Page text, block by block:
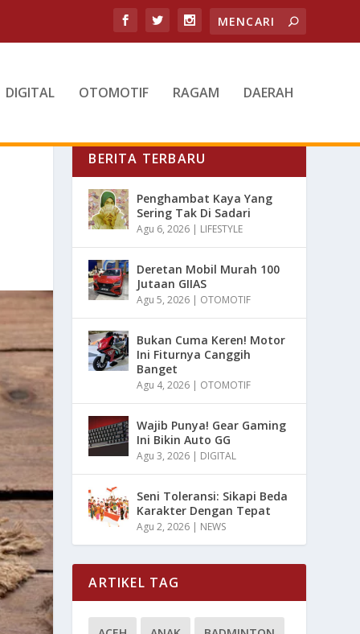
DIGITAL OTOMOTIF RAGAM DAERAH
BERITA TERBARU
Penghambat Kaya Yang
Sering Tak Di Sadari
Agu 6, 2026 | LIFESTYLE
Deretan Mobil Murah 100
Jutaan GIIAS
Agu 5, 2026 | OTOMOTIF
Bukan Cuma Keren! Motor
Ini Fiturnya Canggih
Banget
Agu 4, 2026 | OTOMOTIF
Wajib Punya! Gear Gaming
Ini Bikin Auto GG
Agu 3, 2026 | DIGITAL
Seni Toleransi: Sikapi Beda
Karakter Dengan Tepat
Agu 2, 2026 | NEWS
ARTIKEL TAG